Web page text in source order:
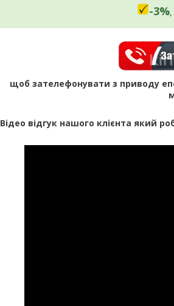
-3%,
щоб зателефонувати з приводу
Відео відгук нашого клієнта який